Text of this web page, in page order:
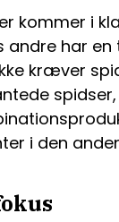
kommer i
andre har
kræver
i den